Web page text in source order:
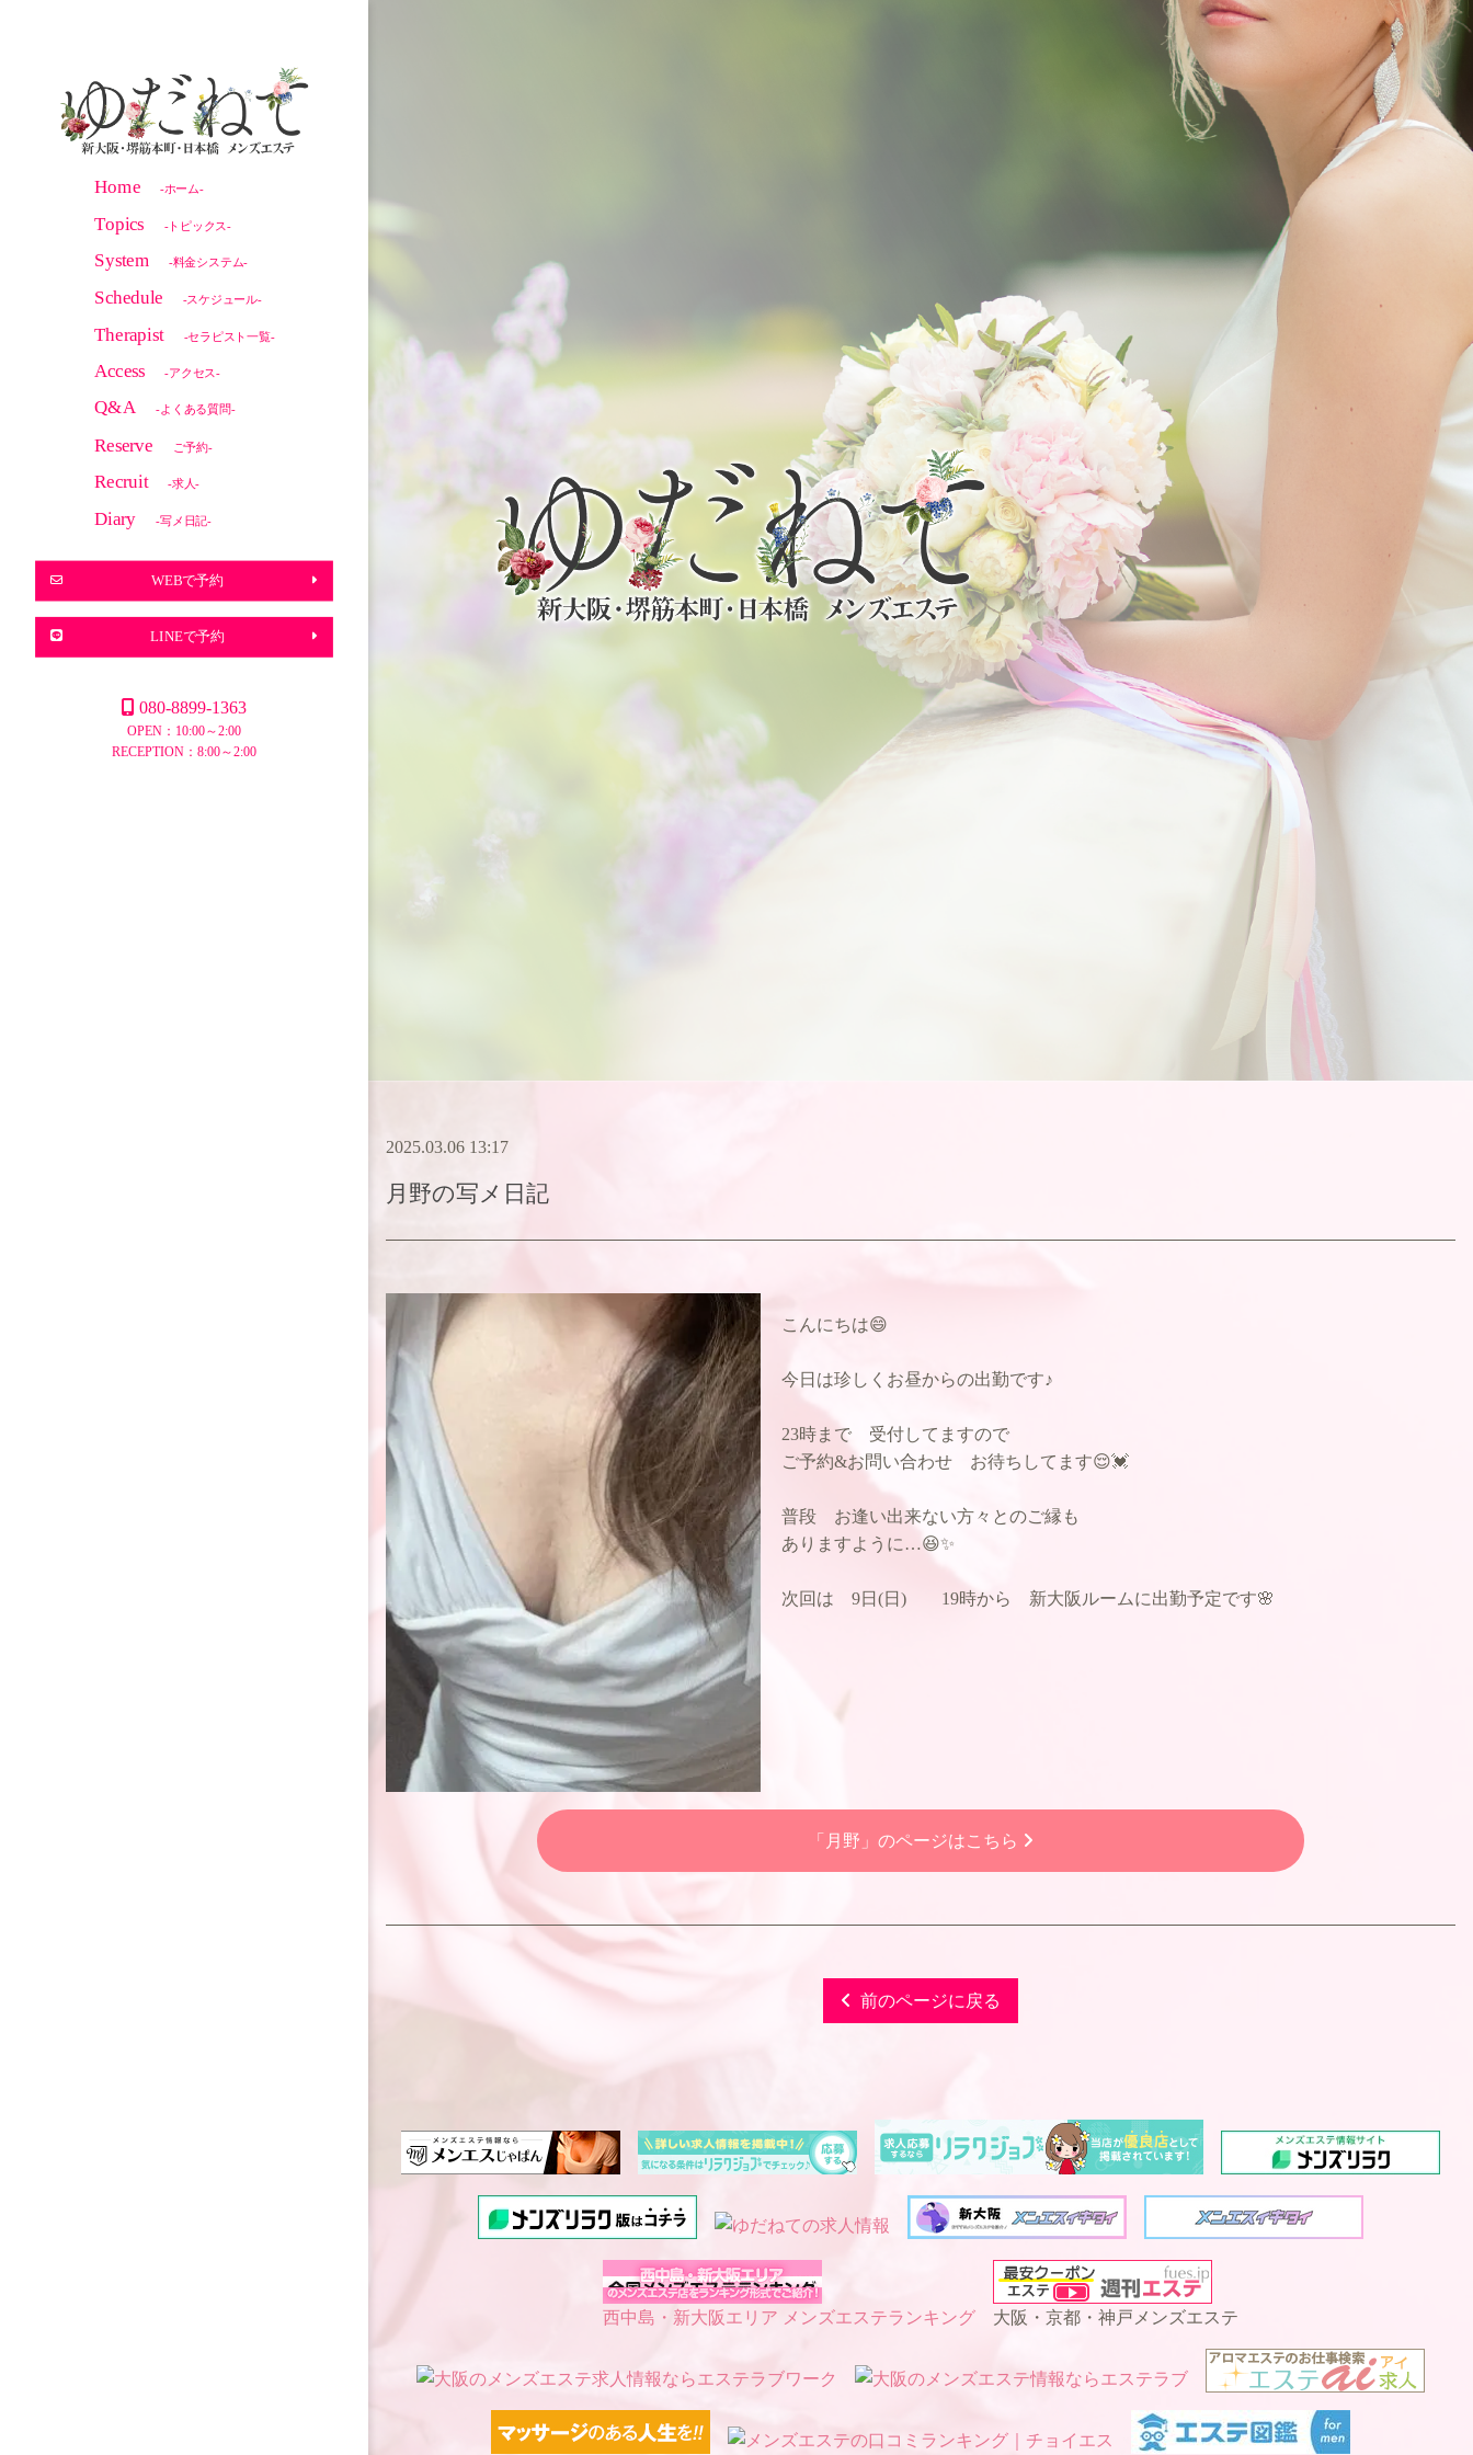
Home -ホーム-
Topics -トピックス-
System -料金システム-
Schedule -スケジュール-
Therapist -セラピスト一覧-
Access -アクセス-
Q&A -よくある質問-
Reserve ご予約-
Recruit -求人-
Diary -写メ日記-
WEBで予約
LINEで予約
080-8899-1363
OPEN：10:00～2:00
RECEPTION：8:00～2:00
2025.03.06 13:17
月野の写メ日記
こんにちは😄
今日は珍しくお昼からの出勤です♪
23時まで 受付してますので
ご予約&お問い合わせ お待ちしてます😌💓
普段 お逢い出来ない方々とのご縁も
ありますように…😆✨
次回は 9日(日) 19時から 新大阪ルームに出勤予定です🌸
「月野」のページはこちら
前のページに戻る
西中島・新大阪エリア メンズエステランキング 大阪・京都・神戸メンズエステ